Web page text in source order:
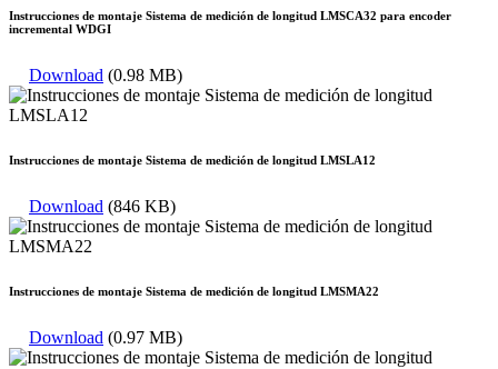
Instrucciones de montaje Sistema de medición de longitud LMSCA32 para encoder
incremental WDGI
Download (0.98 MB)
Instrucciones de montaje Sistema de medición de longitud LMSLA12
Download (846 KB)
Instrucciones de montaje Sistema de medición de longitud LMSMA22
Download (0.97 MB)